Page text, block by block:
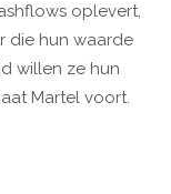
oplevert,
die hun waarde
willen ze hun
Martel voort.